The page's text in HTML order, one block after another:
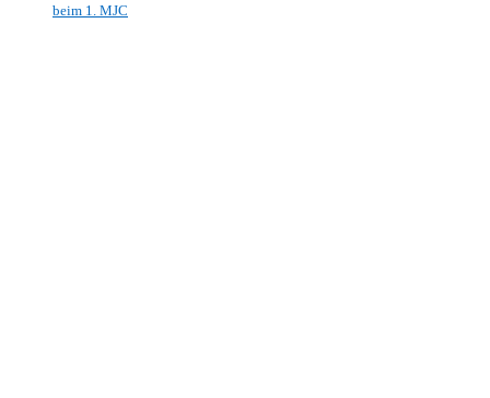
beim 1. MJC